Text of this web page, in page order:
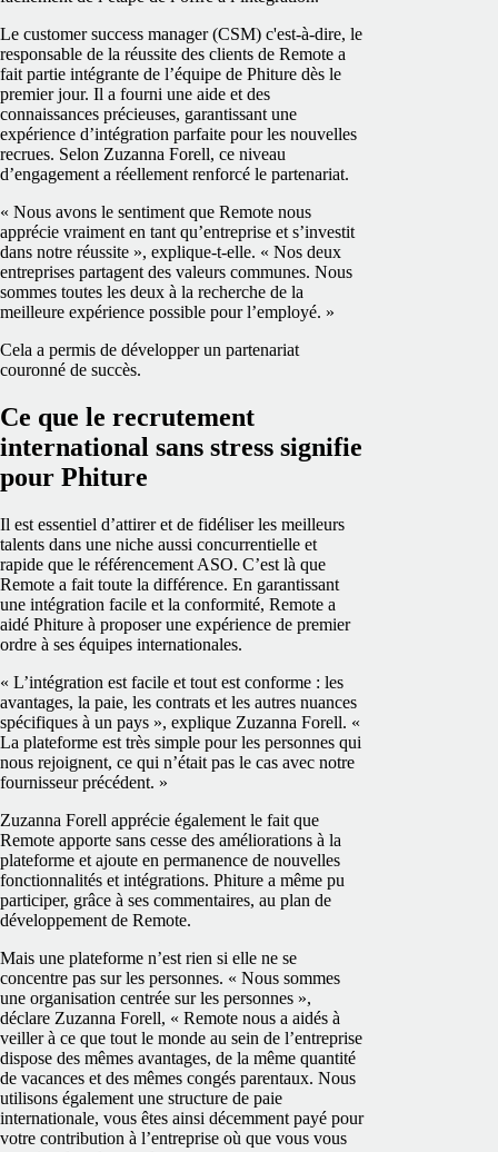
Le customer success manager (CSM) c'est-à-dire, le
responsable de la réussite des clients de Remote a
fait partie intégrante de l’équipe de Phiture dès le
premier jour. Il a fourni une aide et des
connaissances précieuses, garantissant une
expérience d’intégration parfaite pour les nouvelles
recrues. Selon Zuzanna Forell, ce niveau
d’engagement a réellement renforcé le partenariat.
« Nous avons le sentiment que Remote nous
apprécie vraiment en tant qu’entreprise et s’investit
dans notre réussite », explique-t-elle. « Nos deux
entreprises partagent des valeurs communes. Nous
sommes toutes les deux à la recherche de la
meilleure expérience possible pour l’employé. »
Cela a permis de développer un partenariat
couronné de succès.
Ce que le recrutement
international sans stress signifie
pour Phiture
Il est essentiel d’attirer et de fidéliser les meilleurs
talents dans une niche aussi concurrentielle et
rapide que le référencement ASO. C’est là que
Remote a fait toute la différence. En garantissant
une intégration facile et la conformité, Remote a
aidé Phiture à proposer une expérience de premier
ordre à ses équipes internationales.
« L’intégration est facile et tout est conforme : les
avantages, la paie, les contrats et les autres nuances
spécifiques à un pays », explique Zuzanna Forell. «
La plateforme est très simple pour les personnes qui
nous rejoignent, ce qui n’était pas le cas avec notre
fournisseur précédent. »
Zuzanna Forell apprécie également le fait que
Remote apporte sans cesse des améliorations à la
plateforme et ajoute en permanence de nouvelles
fonctionnalités et intégrations. Phiture a même pu
participer, grâce à ses commentaires, au plan de
développement de Remote.
Mais une plateforme n’est rien si elle ne se
concentre pas sur les personnes. « Nous sommes
une organisation centrée sur les personnes »,
déclare Zuzanna Forell, « Remote nous a aidés à
veiller à ce que tout le monde au sein de l’entreprise
dispose des mêmes avantages, de la même quantité
de vacances et des mêmes congés parentaux. Nous
utilisons également une structure de paie
internationale, vous êtes ainsi décemment payé pour
votre contribution à l’entreprise où que vous vous